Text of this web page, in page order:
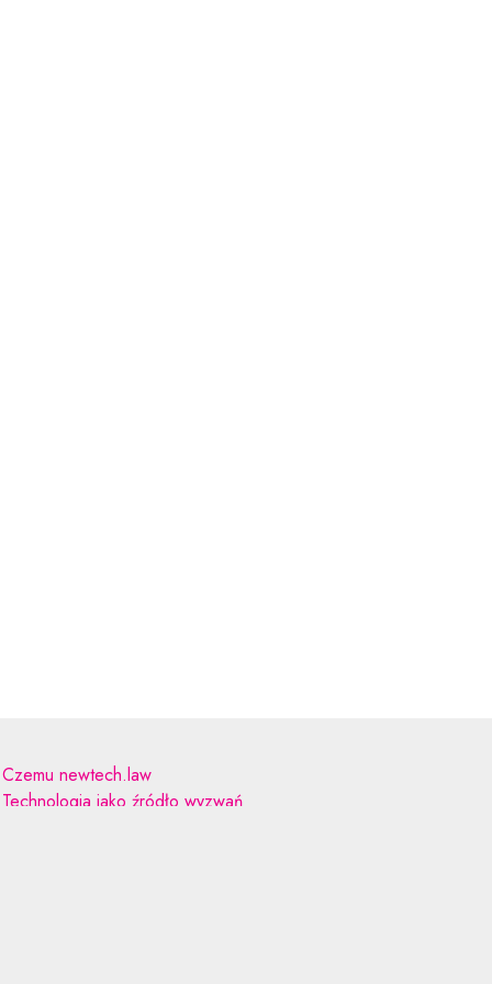
strona
Czemu newtech.law
Technologia jako źródło wyzwań